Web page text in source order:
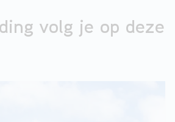
volg je op deze